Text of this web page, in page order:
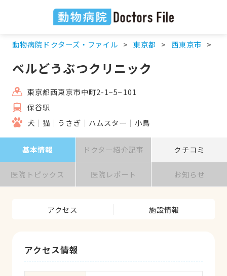
動物病院ドクターズ・ファイル 東京都 西東京市
ベルどうぶつクリニック
東京都西東京市中町2-1−5−101
保谷駅
犬
猫 うさぎ ハムスター 小鳥
基本情報 ドクター紹介記事 クチコミ
医院トピックス 医院レポート お知らせ
アクセス 施設情報
アクセス情報